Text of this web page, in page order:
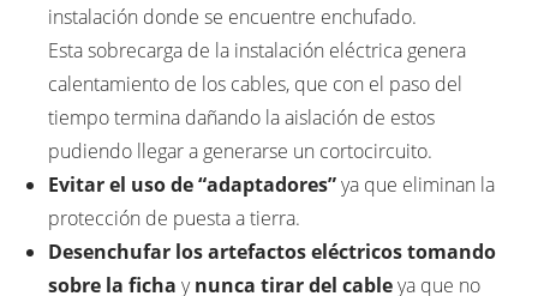
instalación donde se encuentre enchufado.
Esta sobrecarga de la instalación eléctrica genera
calentamiento de los cables, que con el paso del
tiempo termina dañando la aislación de estos
pudiendo llegar a generarse un cortocircuito.
Evitar el uso de “adaptadores”ya que eliminan la
protección de puesta a tierra.
Desenchufar los artefactos eléctricos tomando
sobre la ficha ynunca tirar del cableya que no